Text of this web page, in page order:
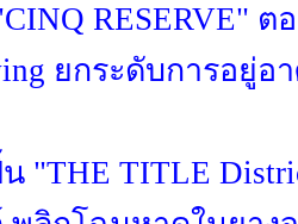
RESERVE"
ยกระดับการอยู่
"THE TITLE